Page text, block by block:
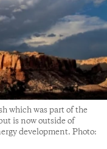
which was part of the
is now outside of
development. Photo: